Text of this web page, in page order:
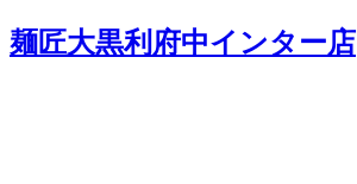
麺匠大黒利府中インター店